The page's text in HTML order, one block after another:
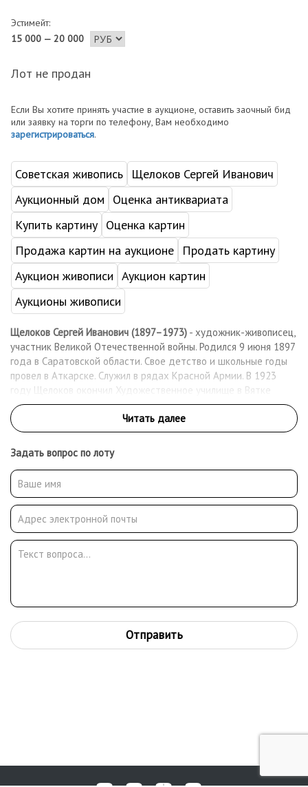
Эстимейт:
15 000 — 20 000
Лот не продан
Если Вы хотите принять участие в аукционе, оставить заочный бид
или заявку на торги по телефону, Вам необходимо
зарегистрироваться.
Советская живопись
Щелоков Сергей Иванович
Аукционный дом
Оценка антиквариата
Купить картину Оценка картин
Продажа картин на аукционе
Продать картину
Аукцион живописи Аукцион картин
Аукционы живописи
Щелоков Сергей Иванович (1897–1973) - художник-живописец,
участник Великой Отечественной войны. Родился 9 июня 1897
года в Саратовской области. Свое детство и школьные годы
провел в Аткарске. Служил в рядах Красной Армии. В 1923
году Щелоков окончил Художественное училище в Вятке
(ныне – Киров), по окончании которого преподавал в школах и
педагогическом техникуме г. Аткарска вплоть до 1930 года. В
1931 г. был осужден по статье «контрреволюционная
агитация» на десять лет ИТЛ. Первоначально срок отбывал на
строительстве Беломоро-Балтийского канала. В 1933 г. был
переведен в Дмитров на строительство канала Москва-Волга.
В лагерях он написал одну из своих самых известных работ
«Арматура. Строительство 10-го шлюза Волго-канала»,
которая сейчас хранится в музейно-выставочном центре
«РосИзо». В лагерях Сергея Ивановича зачислили в
Центральную художественную мастерскую под
руководством М. М. Черемных. Он принял участие во
освобожден досрочно. По окончании строительства остался в
Дмитрове. Во время Великой Отечественной войны служил в
особом стрелковом батальоне в г. Усада. Награжден орденом
Отечественной войны 1 степени и медалями. Член Союза
Задать вопрос по лоту
Отправить